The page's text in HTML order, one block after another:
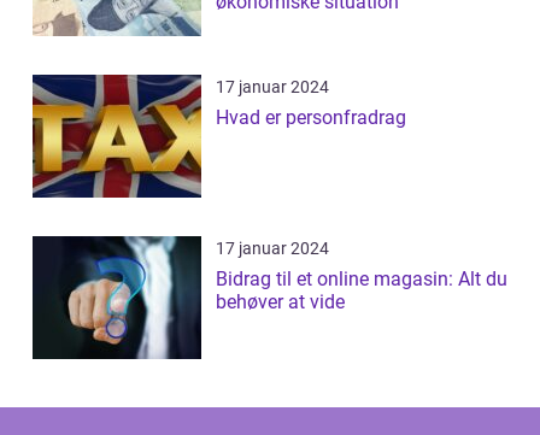
17 januar 2024
Hvad er personfradrag
17 januar 2024
Bidrag til et online magasin: Alt du
behøver at vide